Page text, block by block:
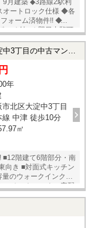
オートロック仕様 ◆各
ォーム済物件!! ◆床暖
日内覧可
フォームよりお問い
能です。
ライオンズマンション新梅田第2 大阪市北区大淀中3丁目の中古マンション
年
北区大淀中3丁目
線 中津 徒歩10分
㎡
階建て6階部分・南
向き ■対面式キッチン
のウォークインクロ
■オートロック・宅配
予約・お問い合わ
したスタッフが丁寧
所でのお待ち合わせ